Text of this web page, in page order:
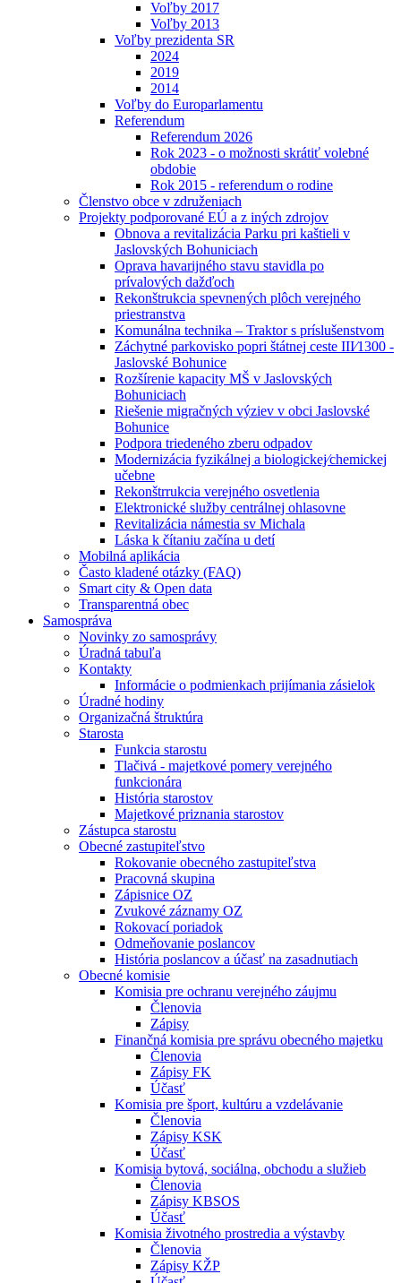
Voľby 2017
Voľby 2013
Voľby prezidenta SR
2024
2019
2014
Voľby do Europarlamentu
Referendum
Referendum 2026
Rok 2023 - o možnosti skrátiť volebné
obdobie
Rok 2015 - referendum o rodine
Členstvo obce v združeniach
Projekty podporované EÚ a z iných zdrojov
Obnova a revitalizácia Parku pri kaštieli v
Jaslovských Bohuniciach
Oprava havarijného stavu stavidla po
prívalových dažďoch
Rekonštrukcia spevnených plôch verejného
priestranstva
Komunálna technika – Traktor s príslušenstvom
Záchytné parkovisko popri štátnej ceste III⁄1300 -
Jaslovské Bohunice
Rozšírenie kapacity MŠ v Jaslovských
Bohuniciach
Riešenie migračných výziev v obci Jaslovské
Bohunice
Podpora triedeného zberu odpadov
Modernizácia fyzikálnej a biologickej⁄chemickej
učebne
Rekonštrrukcia verejného osvetlenia
Elektronické služby centrálnej ohlasovne
Revitalizácia námestia sv Michala
Láska k čítaniu začína u detí
Mobilná aplikácia
Často kladené otázky (FAQ)
Smart city & Open data
Transparentná obec
Samospráva
Novinky zo samosprávy
Úradná tabuľa
Kontakty
Informácie o podmienkach prijímania zásielok
Úradné hodiny
Organizačná štruktúra
Starosta
Funkcia starostu
Tlačivá - majetkové pomery verejného
funkcionára
História starostov
Majetkové priznania starostov
Zástupca starostu
Obecné zastupiteľstvo
Rokovanie obecného zastupiteľstva
Pracovná skupina
Zápisnice OZ
Zvukové záznamy OZ
Rokovací poriadok
Odmeňovanie poslancov
História poslancov a účasť na zasadnutiach
Obecné komisie
Komisia pre ochranu verejného záujmu
Členovia
Zápisy
Finančná komisia pre správu obecného majetku
Členovia
Zápisy FK
Účasť
Komisia pre šport, kultúru a vzdelávanie
Členovia
Zápisy KSK
Účasť
Komisia bytová, sociálna, obchodu a služieb
Členovia
Zápisy KBSOS
Účasť
Komisia životného prostredia a výstavby
Členovia
Zápisy KŽP